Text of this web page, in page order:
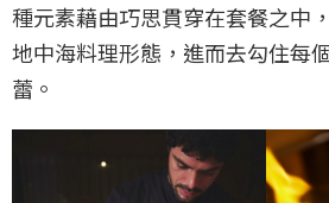
種元素藉由巧思貫穿在套餐之中
地中海料理形態，進而去勾住每
蕾。